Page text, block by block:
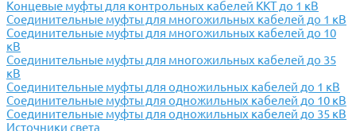
Концевые муфты для контрольных кабелей ККТ до 1 кВ
Соединительные муфты для многожильных кабелей до 1 кВ
Соединительные муфты для многожильных кабелей до 10
кВ
Соединительные муфты для многожильных кабелей до 35
кВ
Соединительные муфты для одножильных кабелей до 1 кВ
Соединительные муфты для одножильных кабелей до 10 кВ
Соединительные муфты для одножильных кабелей до 35 кВ
Источники света